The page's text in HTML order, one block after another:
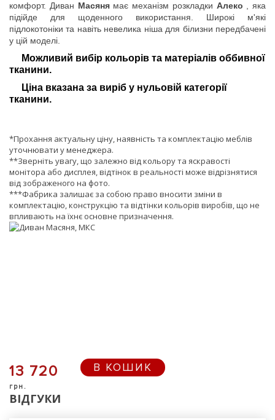
комфорт. Диван Масянямає механізм розкладки Алеко , яка
підійде для щоденного використання. Широкі м'які
підлокотоніки та навіть невелика ніша для білизни передбачені
у цій моделі.
Можливий вибір кольорів та матеріалів оббивної
тканини.
Ціна вказана за виріб у нульовій категорії
тканини.
*Прохання актуальну ціну, наявність та комплектацію меблів
уточнювати у менеджера.
**Зверніть увагу, що залежно від кольору та яскравості
монітора або дисплея, відтінок в реальності може відрізнятися
від зображеного на фото.
***Фабрика залишає за собою право вносити зміни в
комплектацію, конструкцію та відтінки кольорів виробів, що не
впливають на їхнє основне призначення.
13 720
грн.
В КОШИК
ВІДГУКИ